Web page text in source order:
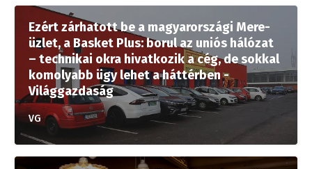
Ezért zárhatott be a magyarországi Mere-
üzlet, a Basket Plus: borul az uniós hálózat
– technikai okra hivatkozik a cég, de sokkal
komolyabb ügy lehet a háttérben -
Világgazdaság
VG